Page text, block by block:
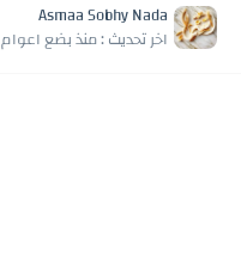
Asmaa Sobhy Nada
اخر تحديث :منذ بضع اعوام